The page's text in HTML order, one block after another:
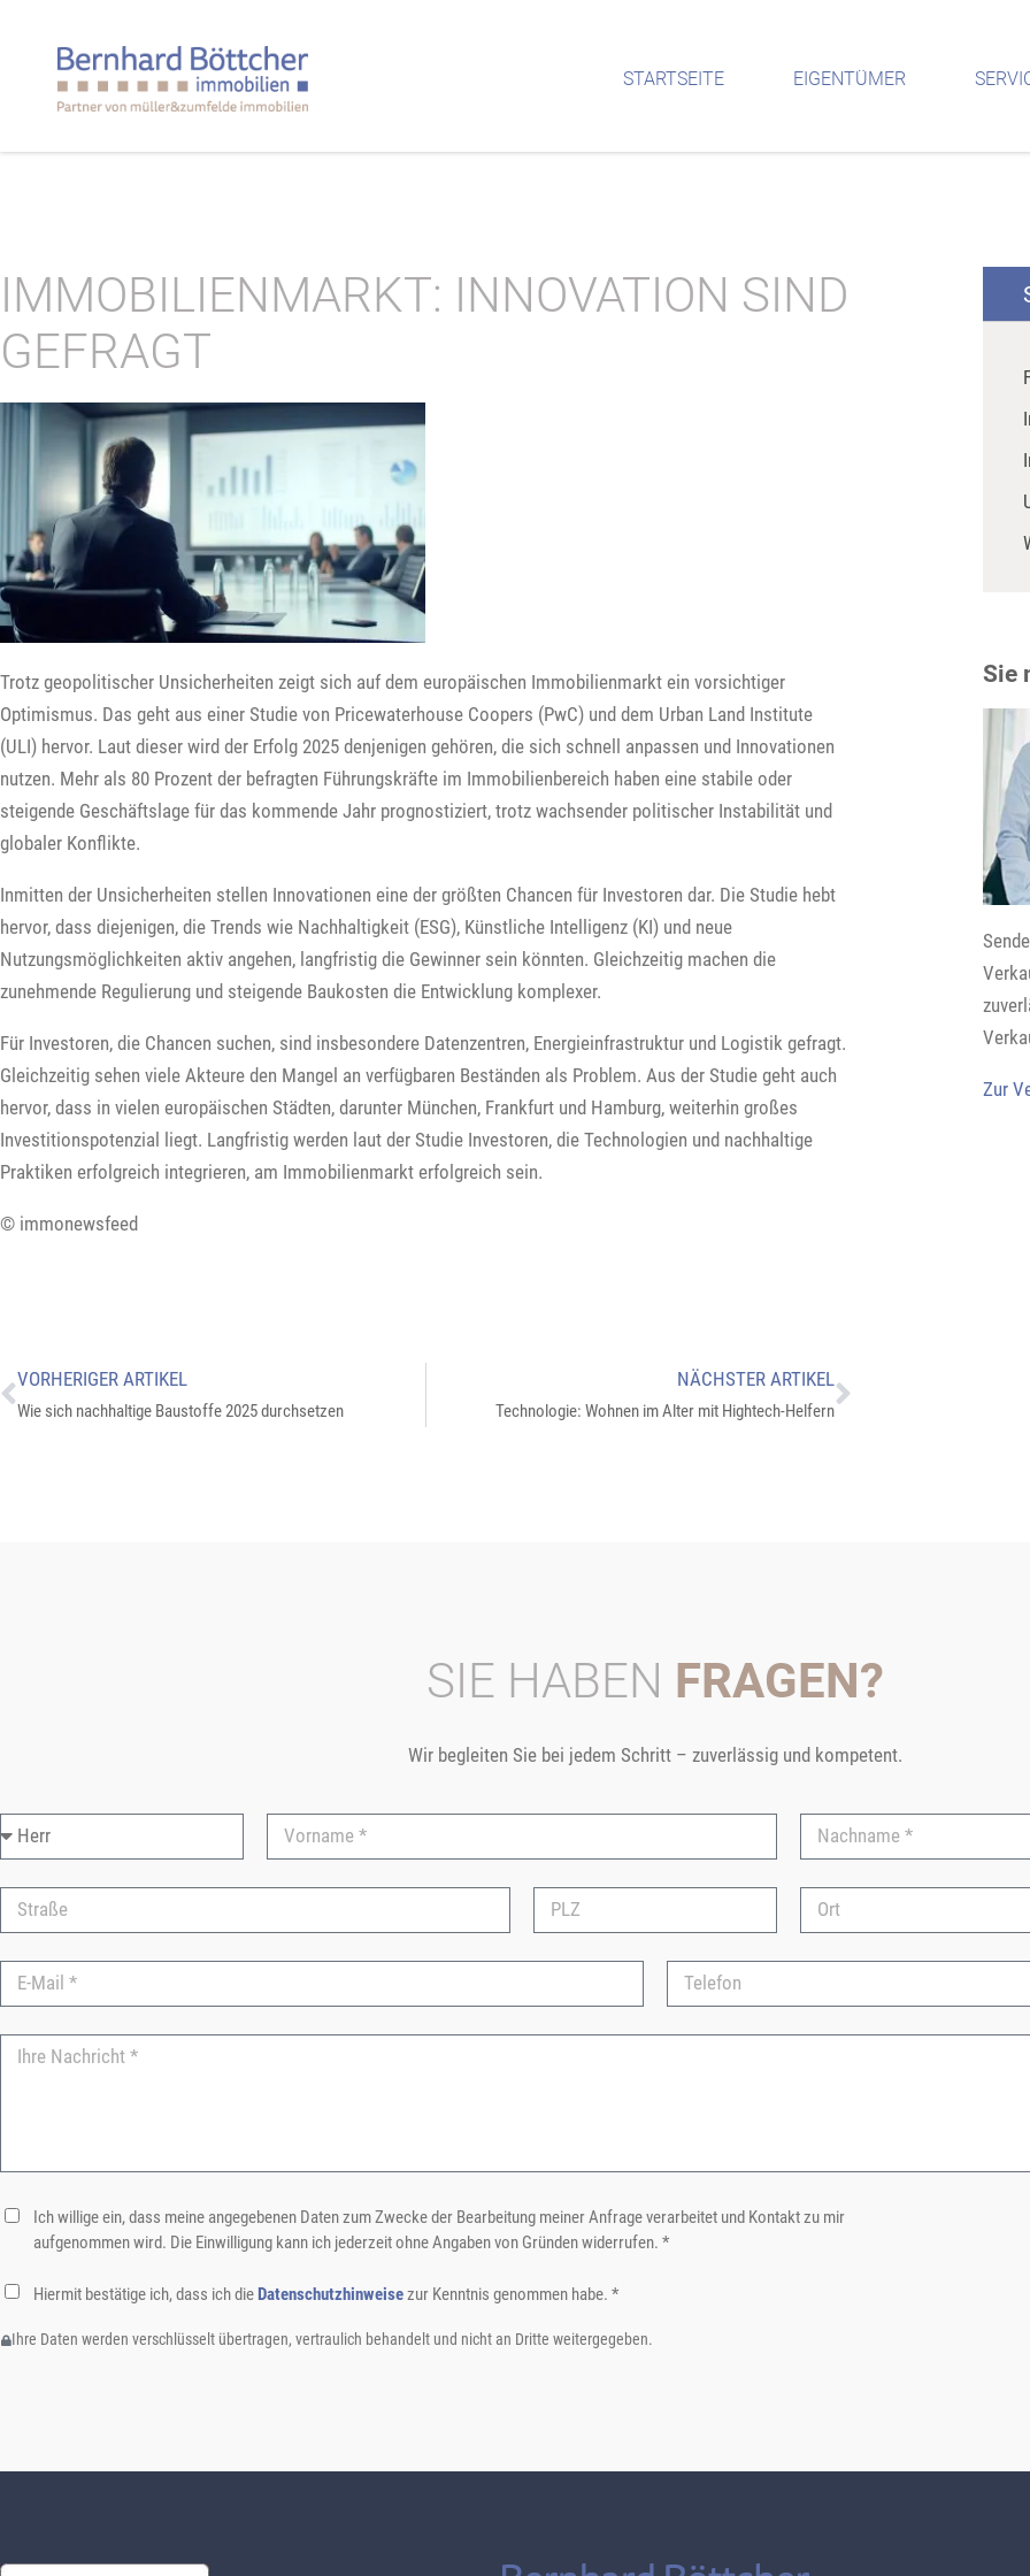
STARTSEITE EIGENTÜMER
IMMOBILIENMARKT: INNOVATION SIND
GEFRAGT
Trotz geopolitischer Unsicherheiten zeigt sich auf dem europäischen Immobilienmarkt ein vorsichtiger
Optimismus. Das geht aus einer Studie von Pricewaterhouse Coopers (PwC) und dem Urban Land Institute
(ULI) hervor. Laut dieser wird der Erfolg 2025 denjenigen gehören, die sich schnell anpassen und Innovationen
nutzen. Mehr als 80 Prozent der befragten Führungskräfte im Immobilienbereich haben eine stabile oder
steigende Geschäftslage für das kommende Jahr prognostiziert, trotz wachsender politischer Instabilität und
globaler Konflikte.
Inmitten der Unsicherheiten stellen Innovationen eine der größten Chancen für Investoren dar. Die Studie hebt
hervor, dass diejenigen, die Trends wie Nachhaltigkeit (ESG), Künstliche Intelligenz (KI) und neue
Nutzungsmöglichkeiten aktiv angehen, langfristig die Gewinner sein könnten. Gleichzeitig machen die
zunehmende Regulierung und steigende Baukosten die Entwicklung komplexer.
Für Investoren, die Chancen suchen, sind insbesondere Datenzentren, Energieinfrastruktur und Logistik gefragt.
Gleichzeitig sehen viele Akteure den Mangel an verfügbaren Beständen als Problem. Aus der Studie geht auch
hervor, dass in vielen europäischen Städten, darunter München, Frankfurt und Hamburg, weiterhin großes
Investitionspotenzial liegt. Langfristig werden laut der Studie Investoren, die Technologien und nachhaltige
Praktiken erfolgreich integrieren, am Immobilienmarkt erfolgreich sein.
© immonewsfeed
VORHERIGER ARTIKEL
Wie sich nachhaltige Baustoffe 2025 durchsetzen
NÄCHSTER ARTIKEL
Technologie: Wohnen im Alter mit Hightech-Helfern
Sie
Zur
SIE HABEN FRAGEN?
Wir begleiten Sie bei jedem Schritt – zuverlässig und kompetent.
Ich willige ein, dass meine angegebenen Daten zum Zwecke der Bearbeitung meiner Anfrage verarbeitet und Kontakt zu mir
aufgenommen wird. Die Einwilligung kann ich jederzeit ohne Angaben von Gründen widerrufen. *
Hiermit bestätige ich, dass ich dieDatenschutzhinweisezur Kenntnis genommen habe. *
Ihre Daten werden verschlüsselt übertragen, vertraulich behandelt und nicht an Dritte weitergegeben.